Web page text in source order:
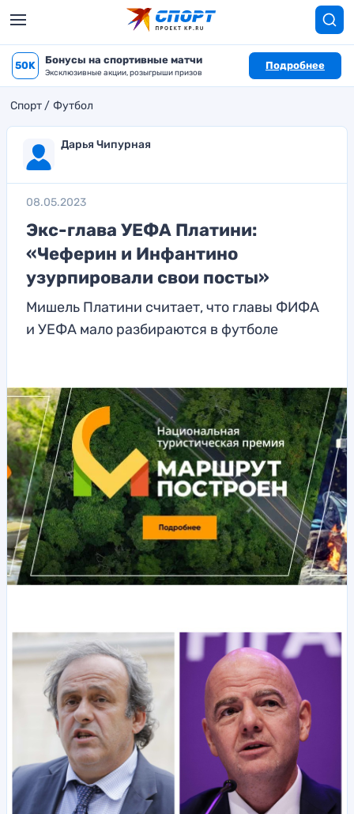
50K Бонусы на спортивные матчи
Эксклюзивные акции, розыгрыши призов
Подробнее
Спорт Футбол
Дарья Чипурная
08.05.2023
Экс-глава УЕФА Платини:
«Чеферин и Инфантино
узурпировали свои посты»
Мишель Платини считает, что главы ФИФА
и УЕФА мало разбираются в футболе